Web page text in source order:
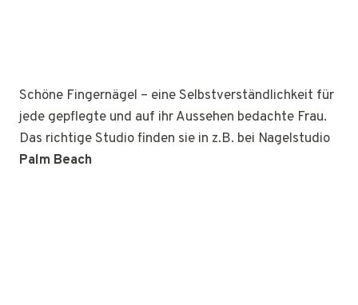
Schöne Fingernägel – eine Selbstverständlichkeit für
jede gepflegte und auf ihr Aussehen bedachte Frau.
Das richtige Studio finden sie in z.B. bei Nagelstudio
Palm Beach